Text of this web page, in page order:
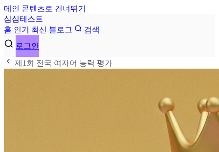
메인 콘텐츠로 건너뛰기
심심테 스 트
홈 인기 최신 블로그
검색
로그인
제1회 전국 여자어 능력 평가